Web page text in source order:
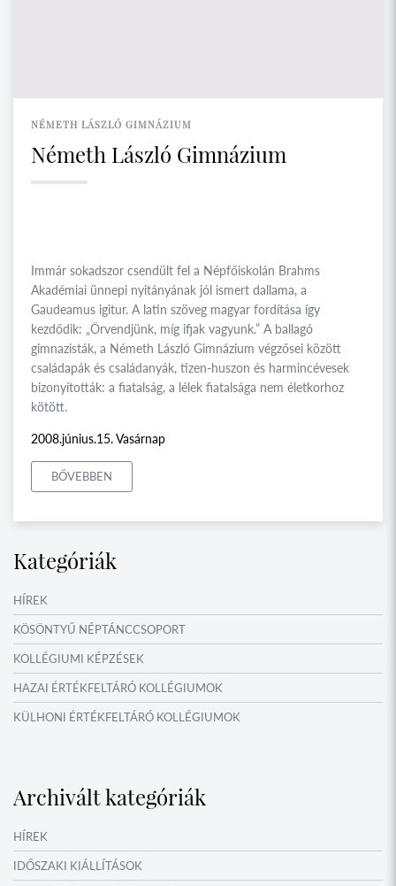
NÉMETH LÁSZLÓ GIMNÁZIUM
Németh László Gimnázium
Immár sokadszor csendült fel a Népfőiskolán Brahms
Akadémiai ünnepi nyitányának jól ismert dallama, a
Gaudeamus igitur. A latin szöveg magyar fordítása így
kezdődik: „Örvendjünk, míg ifjak vagyunk.” A ballagó
gimnazisták, a Németh László Gimnázium végzősei között
családapák és családanyák, tizen-huszon és harmincévesek
bizonyították: a fiatalság, a lélek fiatalsága nem életkorhoz
kötött.
2008.június.15. Vasárnap
BŐVEBBEN
Kategóriák
HÍREK
KÖSÖNTYŰ NÉPTÁNCCSOPORT
KOLLÉGIUMI KÉPZÉSEK
HAZAI ÉRTÉKFELTÁRÓ KOLLÉGIUMOK
KÜLHONI ÉRTÉKFELTÁRÓ KOLLÉGIUMOK
IDŐSZAKI KIÁLLÍTÁSOK
NYÁRI TÁBOROK
OKTATÁS, KULTÚRA
Archivált kategóriák
HÍREK
IDŐSZAKI KIÁLLÍTÁSOK